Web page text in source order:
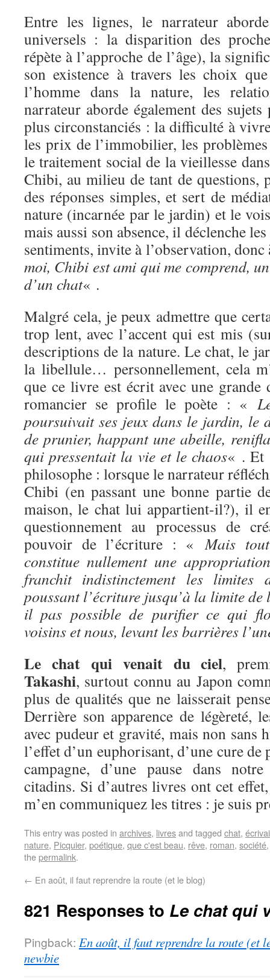
Entre les lignes, le narrateur
universels : la disparition des
répète à l’approche de l’âge), la
son existence à travers les choix
l’homme dans la nature, les
narrateur aborde également des
plus circonstanciés : la difficulté à
les prix de l’immobilier, les problèmes
le traitement social de la vieillesse
Chibi, au milieu de tant de questions,
des réponses simples, et sert de
nature (incarnée par le jardin) et le
mais aussi son absence, il déclenche
sentiments, invite à l’observation,
moi, Chibi est ami qui me comprend,
d’un chat« .
Malgré cela, je peux admettre que
trop lent, avec l’accent qui est mis
descriptions de la nature. Le chat, le
la libellule… personnellement, cela
que ce livre est écrit avec une grande
romancier se profile le poète : «
poursuivait ses jeux dans le jardin, le
de prunier, happant une abeille,
qui pressentait la vie et le chaos« . Et
philosophe : lorsque le narrateur
Chibi (en passant une bonne partie
maison, le chat lui appartient-il?), il
questionnement au processus de
pouvoir de l’écriture : «Mais
constitue nullement une
franchit indistinctement les limites
poussant l’écriture jusqu’à la limite de
il pas possible de purifier ce qui
voisins et nous, levant les barrières
Le chat qui venait du ciel,
Takashi, surtout connu au Japon
plus de qualités que ne laisserait
Derrière son apparence de légèreté,
avec pudeur et gravité, mais non sans
l’effet d’un euphorisant, d’une cure de
campagne, d’une pause dans
citadins. Si d’autres livres ont cet
m’en communiquez les titres : je suis
This entry was posted in archives, livresand tagged chat,
nature, Picquier, poétique, que c'est beau, rêve, roman, société
thepermalink.
← En août, il faut reprendre la route (et le blog)
821 Responses to Le chat qui
Pingback: En août, il faut reprendre la route (et
newbie